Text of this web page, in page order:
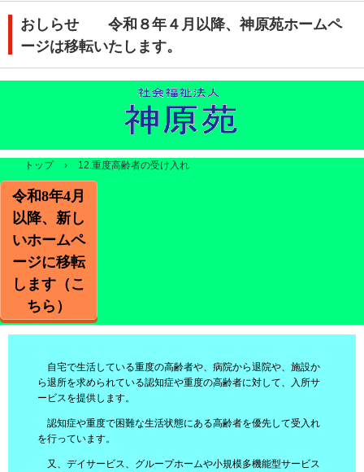
おしらせ 令和８年４月以降、神原苑ホームペ
ージは移転いたします。
トップ › 12.重度高齢者の受け入れ
令和8年4月
以降、新し
いホームペ
ージに移転
します（こ
ちら）
自宅で生活している重度の高齢者や、病院から退院や、施設か
ら退所を求められている認知症や重度の高齢者に対して、入所サ
ービスを提供します。
認知症や重度で困難な生活状態にある高齢者を優先して受入れ
を行っています。
又、デイサービス、グループホームや小規模多機能型サービス